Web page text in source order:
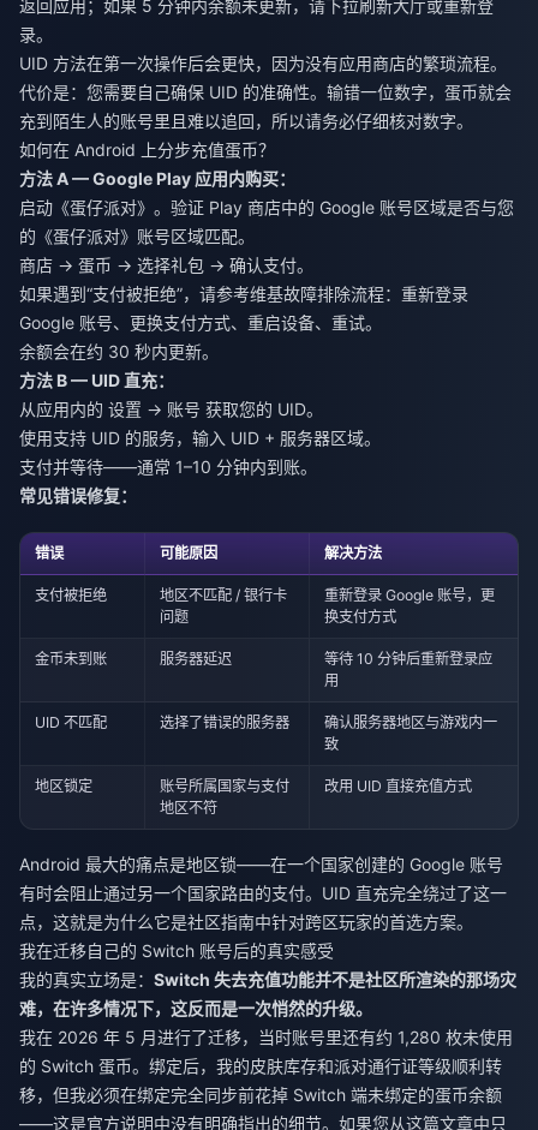
返回应用；如果 5 分钟内余额未更新，请下拉刷新大厅或重新登
录。
UID 方法在第一次操作后会更快，因为没有应用商店的繁琐流程。
代价是：您需要自己确保 UID 的准确性。输错一位数字，蛋币就会
充到陌生人的账号里且难以追回，所以请务必仔细核对数字。
如何在 Android 上分步充值蛋币？
方法 A — Google Play 应用内购买：
启动《蛋仔派对》。验证 Play 商店中的 Google 账号区域是否与您
的《蛋仔派对》账号区域匹配。
商店 → 蛋币 → 选择礼包 → 确认支付。
如果遇到“支付被拒绝”，请参考维基故障排除流程：重新登录
Google 账号、更换支付方式、重启设备、重试。
余额会在约 30 秒内更新。
方法 B — UID 直充：
从应用内的 设置 → 账号 获取您的 UID。
使用支持 UID 的服务，输入 UID + 服务器区域。
支付并等待——通常 1–10 分钟内到账。
常见错误修复：
错误 可能原因 解决方法
支付被拒绝
地区不匹配 / 银行卡
问题
重新登录 Google 账号，更
换支付方式
金币未到账 服务器延迟
等待 10 分钟后重新登录应
用
UID 不匹配 选择了错误的服务器
确认服务器地区与游戏内一
致
地区锁定
账号所属国家与支付
地区不符
改用 UID 直接充值方式
Android 最大的痛点是地区锁——在一个国家创建的 Google 账号
有时会阻止通过另一个国家路由的支付。UID 直充完全绕过了这一
点，这就是为什么它是社区指南中针对跨区玩家的首选方案。
我在迁移自己的 Switch 账号后的真实感受
我的真实立场是： Switch 失去充值功能并不是社区所渲染的那场灾
难，在许多情况下，这反而是一次悄然的升级。
我在 2026 年 5 月进行了迁移，当时账号里还有约 1,280 枚未使用
的 Switch 蛋币。绑定后，我的皮肤库存和派对通行证等级顺利转
移，但我必须在绑定完全同步前花掉 Switch 端未绑定的蛋币余额
——这是官方说明中没有明确指出的细节。如果您从这篇文章中只